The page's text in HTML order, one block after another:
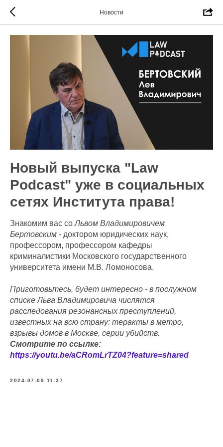
Новости
Новый выпуска "Law
Podcast" уже в социальных
сетях Института права!
Знакомим вас соЛьвом Владимировичем
Бертовским - доктором юридических наук,
профессором, профессором кафедры
криминалистики Московского государственного
университета имени М.В. Ломоносова.
Приготовьтесь, будет интересно - в послужном
списке Льва Владимировича числятся
расследования резонансных преступлений,
известных на всю страну: теракты в метро,
взрывы домов в Москве, серии убийств.
Смотрите по ссылке:
https://youtu.be/aCRomLrTZ04?feature=shared
2024-07-09 11:37